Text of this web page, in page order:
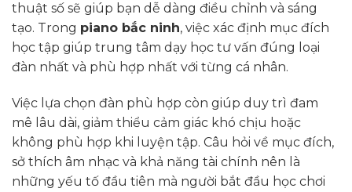
thuật số sẽ giúp bạn dễ dàng điều chỉnh và sáng
tạo. Trong piano bắc ninh, việc xác định mục đích
học tập giúp trung tâm dạy học tư vấn đúng loại
đàn nhất và phù hợp nhất với từng cá nhân.
Việc lựa chọn đàn phù hợp còn giúp duy trì đam
mê lâu dài, giảm thiểu cảm giác khó chịu hoặc
không phù hợp khi luyện tập. Câu hỏi về mục đích,
sở thích âm nhạc và khả năng tài chính nên là
những yếu tố đầu tiên mà người bắt đầu học chơi